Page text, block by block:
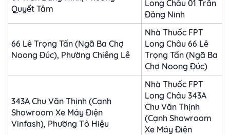
Quyết Tâm
Long Châu 01 Trần
Đăng Ninh
66 Lê Trọng Tấn (Ngã Ba Chợ
Noong Đúc), Phường Chiềng Lề
Nhà Thuốc FPT
Long Châu 66 Lê
Trọng Tấn (Ngã Ba
Chợ Noong Đúc)
343A Chu Văn Thịnh (Cạnh
Showroom Xe Máy Điện
Vinfash), Phường Tô Hiệu
Nhà Thuốc FPT
Long Châu 343A
Chu Văn Thịnh
(Cạnh Showroom
Xe Máy Điện